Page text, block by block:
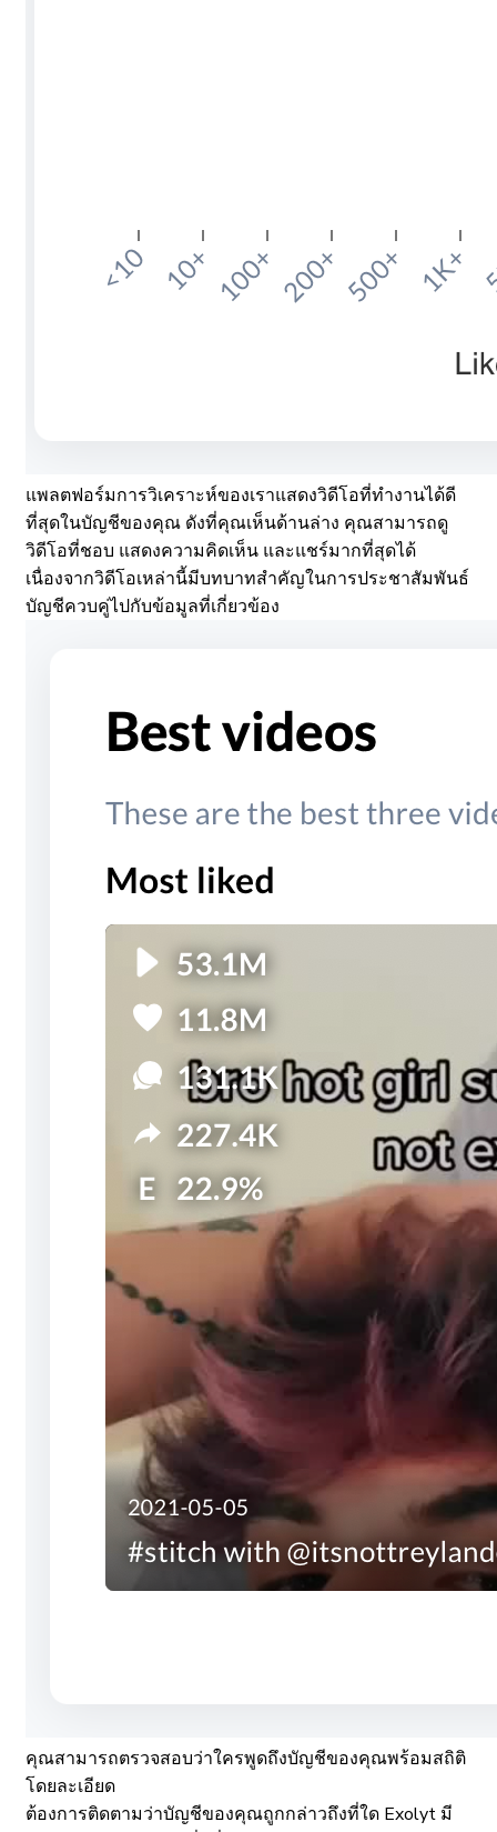
แพลตฟอร์มการวิเคราะห์ของเราแสดงวิดีโอที่ทำงานได้ดี
ที่สุดในบัญชีของคุณ ดังที่คุณเห็นด้านล่าง คุณสามารถดู
วิดีโอที่ชอบ แสดงความคิดเห็น และแชร์มากที่สุดได้
เนื่องจากวิดีโอเหล่านี้มีบทบาทสำคัญในการประชาสัมพันธ์
บัญชีควบคู่ไปกับข้อมูลที่เกี่ยวข้อง
คุณสามารถตรวจสอบว่าใครพูดถึงบัญชีของคุณพร้อมสถิติ
โดยละเอียด
ต้องการติดตามว่าบัญชีของคุณถูกกล่าวถึงที่ใด Exolyt มี